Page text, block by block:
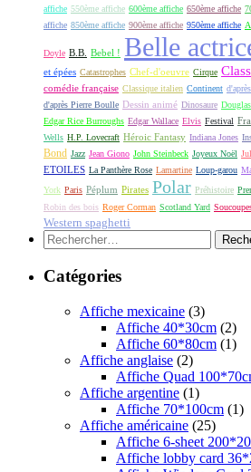
affiche 550ème affiche 600ème affiche 650ème affiche
affiche 850ème affiche 900ème affiche 950ème affiche
Doyle B.B. Bebel ! Belle
et épées Catastrophes Chef-d'oeuvre Cirque
comédie française Classique italien Continent
d'après Pierre Boulle Dessin animé Dinosaure
Edgar Rice Burroughs Edgar Wallace Elvis Festival
Wells H.P. Lovecraft Héroic Fantasy Indiana Jones
Bond Jazz Jean Giono John Steinbeck Joyeux Noël
ETOILES La Panthère Rose Lamartine Loup-garou
York Paris Péplum Pirates Polar Préhistoire
Robin des bois Roger Corman Scotland Yard
Western spaghetti
Rechercher :
Catégories
Affiche mexicaine (3)
Affiche 40*30cm (2)
Affiche 60*80cm (1)
Affiche anglaise (2)
Affiche Quad
Affiche argentine (1)
Affiche 70*100cm (1)
Affiche américaine (25)
Affiche 6-sheet
Affiche lobby card